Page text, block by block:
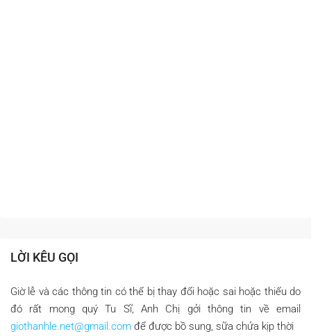
LỜI KÊU GỌI
Giờ lễ và các thông tin có thể bị thay đổi hoặc sai hoặc thiếu do
đó rất mong quý Tu Sĩ, Anh Chị gởi thông tin về email
giothanhle.net@gmail.com để được bồ sung, sữa chửa kịp thời